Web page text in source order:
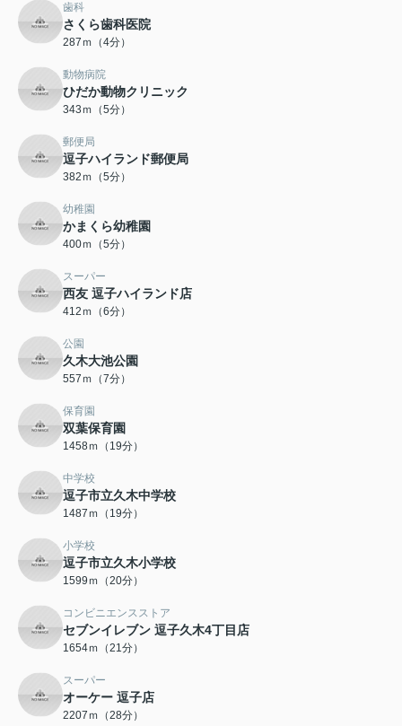
歯科
さくら歯科医院
287ｍ（4分）
動物病院
ひだか動物クリニック
343ｍ（5分）
郵便局
逗子ハイランド郵便局
382ｍ（5分）
幼稚園
かまくら幼稚園
400ｍ（5分）
スーパー
西友 逗子ハイランド店
412ｍ（6分）
公園
久木大池公園
557ｍ（7分）
保育園
双葉保育園
1458ｍ（19分）
中学校
逗子市立久木中学校
1487ｍ（19分）
小学校
逗子市立久木小学校
1599ｍ（20分）
コンビニエンスストア
セブンイレブン 逗子久木4丁目店
1654ｍ（21分）
スーパー
オーケー 逗子店
2207ｍ（28分）